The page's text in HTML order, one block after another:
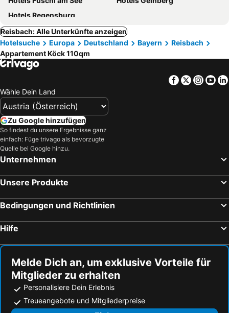
Hotels Regensburg
Reisbach: Alle Unterkünfte anzeigen
Hotelsuche
Europa Deutschland Bayern
Reisbach
Appartement Köck 110qm
Facebook
Twitter
Wähle Dein Land
Zu Google hinzufügen
So findest du unsere Ergebnisse ganz
einfach: Füge trivago als bevorzugte
Quelle bei Google hinzu.
Unternehmen
Unsere Produkte
Bedingungen und Richtlinien
Hilfe
Melde Dich an, um exklusive Vorteile für
Mitglieder zu erhalten
Personalisiere Dein Erlebnis
Treueangebote und Mitgliederpreise